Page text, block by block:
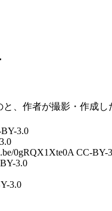
、作者が撮影・作成し
3.0
0gRQX1Xte0A CC-BY-
3.0
3.0